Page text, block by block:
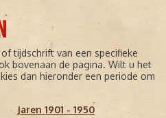
tijdschrift van een specifieke
bovenaan de pagina. Wilt u het
dan hieronder een periode om
Jaren 1901 - 1950